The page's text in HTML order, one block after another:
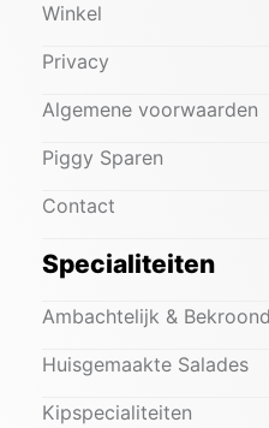
Winkel
Privacy
Algemene voorwaarden
Piggy Sparen
Contact
Specialiteiten
Ambachtelijk &
Huisgemaakte Salades
Kipspecialiteiten